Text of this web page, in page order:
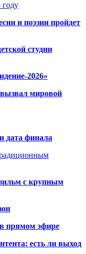
году
и поэзии пройдет
студии
2026»
мировой
дата финала
с крупным
прямом эфире
есть ли выход